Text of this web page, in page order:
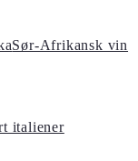
Sør-Afrikansk vin
italiener